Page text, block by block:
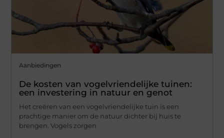
Aanbiedingen
De kosten van vogelvriendelijke tuinen:
een investering in natuur en genot
Het creëren van een vogelvriendelijke tuin is een
prachtige manier om de natuur dichter bij huis te
brengen. Vogels zorgen